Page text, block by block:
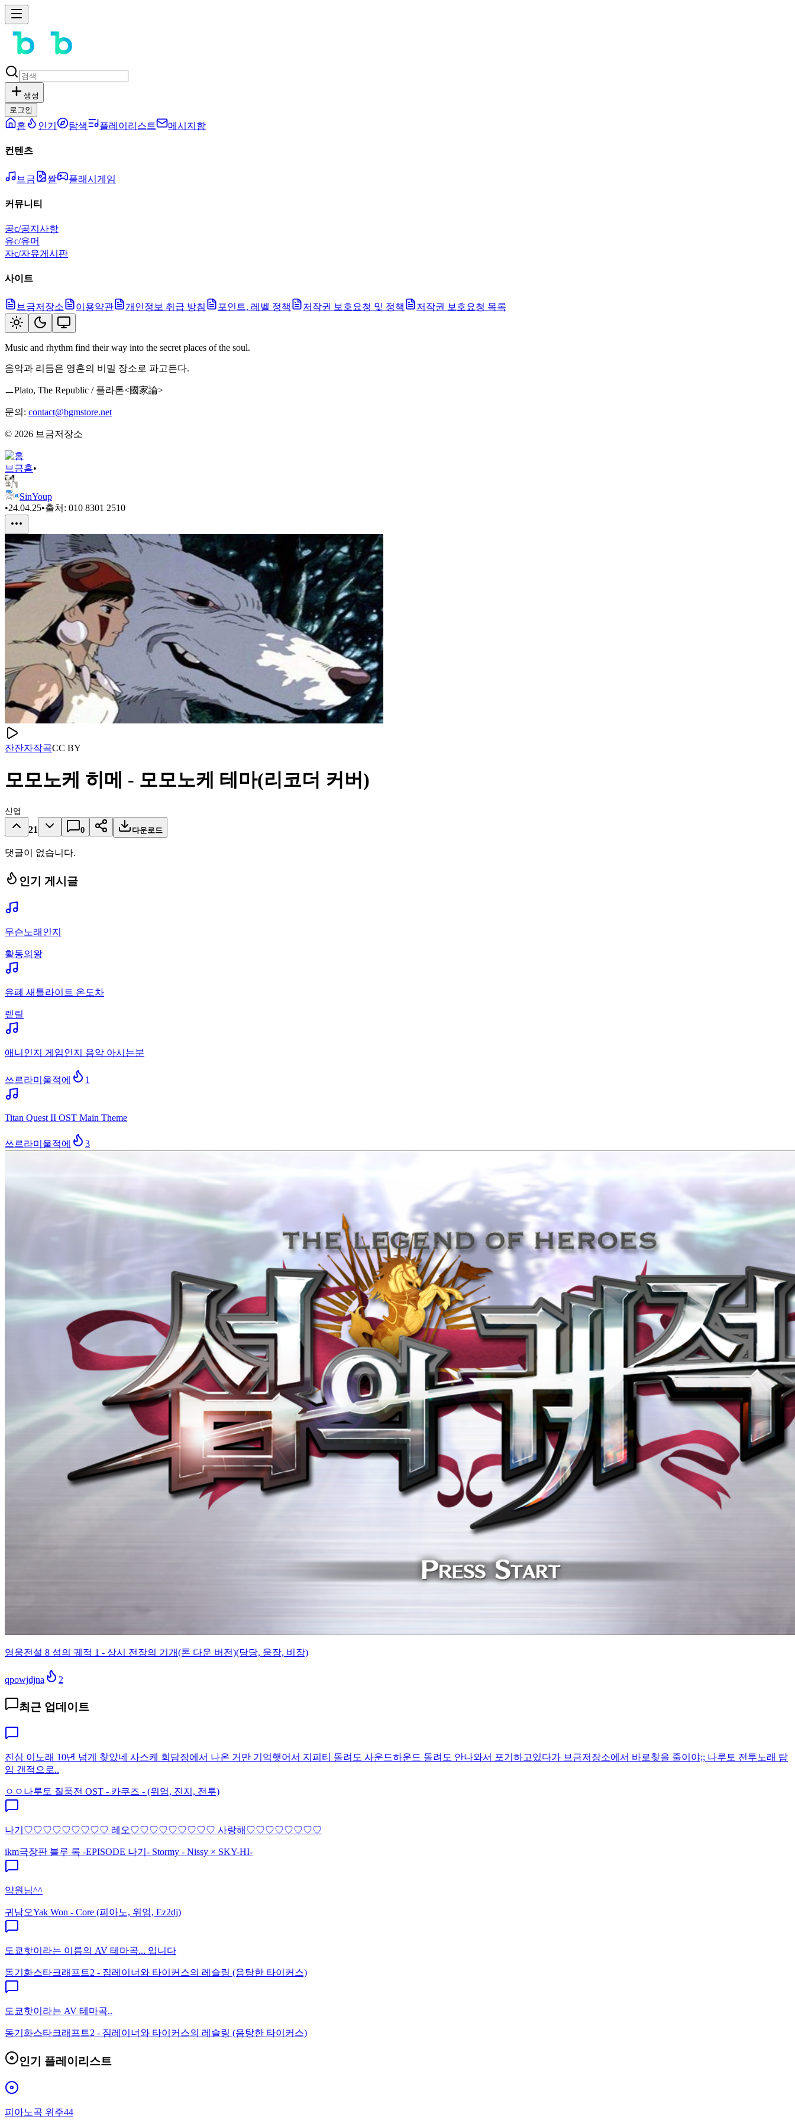
생성
로그인
홈 인기 탐색 플레이리스트 메시지함
컨텐츠
브금 짤 플래시게임
커뮤니티
공c/공지사항
유c/유머
자c/자유게시판
사이트
브금저장소 이용약관 개인정보 취급 방침 포인트, 레벨 정책 저작권 보호요청 및 정책 저작권 보호요청 목록
Music and rhythm find their way into the secret places of the soul.
음악과 리듬은 영혼의 비밀 장소로 파고든다.
ㅡPlato, The Republic / 플라톤<國家論>
문의: contact@bgmstore.net
© 2026 브금저장소
브금홈•
SinYoup
•24.04.25•출처: 010 8301 2510
잔잔자작곡CC BY
모모노케 히메 - 모모노케 테마(리코더 커버)
신엽
21 0 다운로드
댓글이 없습니다.
인기 게시글
무슨노래인지
활동의왕
유폐 새틀라이트 온도차
렡릴
애니인지 게임인지 음악 아시는분
쓰르라미울적에 1
Titan Quest II OST Main Theme
쓰르라미울적에 3
영웅전설 8 섬의 궤적 1 - 상시 전장의 기개(톤 다운 버전)(당당, 웅장, 비장)
qpowjdjna 2
최근 업데이트
진심 이노래 10년 넘게 찾았네 사스케 회담장에서 나온 거만 기억햇어서 지피티 돌려도 사운드하운드 돌려도 안나와서 포기하고있다가 브금저장소에서 바로찾을 줄이야;; 나루토 전투노래 탑
임 갠적으로..
ㅇㅇ 나루토 질풍전 OST - 카쿠즈 - (위엄, 진지, 전투)
나기♡♡♡♡♡♡♡♡♡ 레오♡♡♡♡♡♡♡♡♡ 사랑해♡♡♡♡♡♡♡♡
ikm극장판 블루 록 -EPISODE 나기- Stormy - Nissy × SKY-HI-
약원님^^
귀남오Yak Won - Core (피아노, 위엄, Ez2dj)
도쿄핫이라는 이름의 AV 테마곡... 입니다
동기화스타크래프트2 - 짐레이너와 타이커스의 레슬링 (음탕한 타이커스)
도쿄핫이라는 AV 테마곡..
동기화스타크래프트2 - 짐레이너와 타이커스의 레슬링 (음탕한 타이커스)
인기 플레이리스트
피아노곡 위주44